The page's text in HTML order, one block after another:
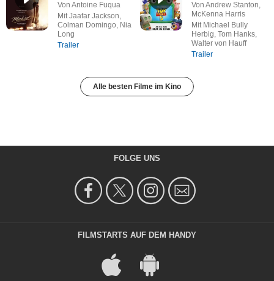
Von Antoine Fuqua
Mit Jaafar Jackson,
Colman Domingo, Nia
Long
Trailer
Von Andrew Stanton,
McKenna Harris
Mit Michael Bully
Herbig, Tom Hanks,
Walter von Hauff
Trailer
Alle besten Filme im Kino
FOLGE UNS
FILMSTARTS AUF DEM HANDY